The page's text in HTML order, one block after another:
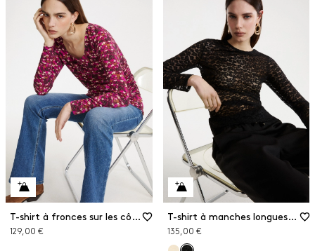
T-shirt à fronces sur les côtés
129,00 €
T-shirt à manches longues en jersey de dentelle
135,00 €